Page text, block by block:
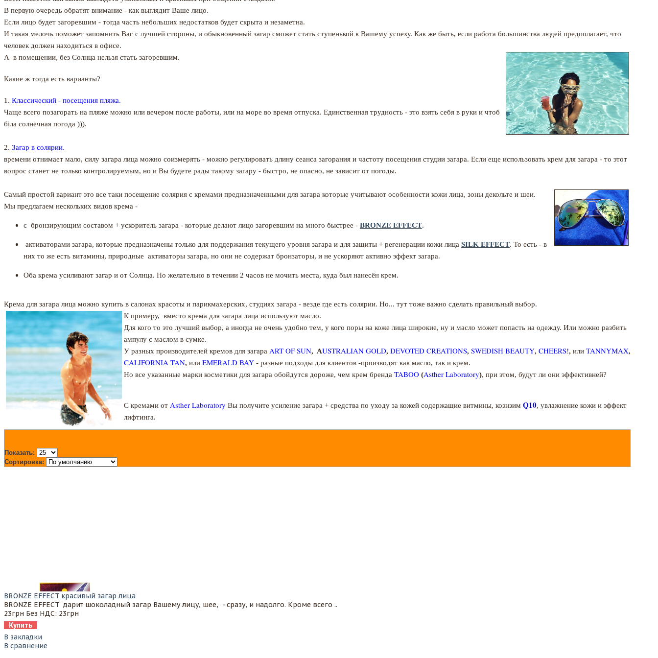
В первую очередь обратят внимание - как выглядит Ваше лицо.
Если лицо будет загоревшим - тогда часть небольших недостатков будет скрыта и незаметна.
И такая мелочь поможет запомнить Вас с лучшей стороны, и обыкновенный загар сможет стать ступенькой к Вашему успеху. Как же быть, если работа большинства людей предполагает, что
человек должен находиться в офисе.
А в помещении, без Солнца нельзя стать загоревшим.
Какие ж тогда есть варианты?
1. Классический - посещения пляжа.
Чаще всего позагорать на пляже можно или вечером после работы, или на море во время отпуска. Единственная трудность - это взять себя в руки и чтоб
біла солнечная погода ))).
2. Загар в солярии.
времени отнимает мало, силу загара лица можно соизмерять - можно регулировать длину сеанса загорания и частоту посещения студии загара. Если еще использовать крем для загара - то этот
вопрос станет не только контролируемым, но и Вы будете рады такому загару - быстро, не опасно, не зависит от погоды.
Самый простой вариант это все таки посещение солярия с кремами предназначенными для загара которые учитывают особенности кожи лица, зоны декольте и шеи.
Мы предлагаем нескольких видов крема -
с бронзирующим составом + ускоритель загара - которые делают лицо загоревшим на много быстрее - BRONZE EFFECT.
активаторами загара, которые предназначены только для поддержания текущего уровня загара и для защиты + регенерации кожи лица SILK EFFECT. То есть - в
них то же есть витамины, природные активаторы загара, но они не содержат бронзаторы, и не ускоряют активно эффект загара.
Оба крема усиливают загар и от Солнца. Но желательно в течении 2 часов не мочить места, куда был нанесён крем.
Крема для загара лица можно купить в салонах красоты и парикмахерских, студиях загара - везде где есть солярии. Но... тут тоже важно сделать правильный выбор.
К примеру, вместо крема для загара лица используют масло.
Для кого то это лучший выбор, а иногда не очень удобно тем, у кого поры на коже лица широкие, ну и масло может попасть на одежду. Или можно разбить
ампулу с маслом в сумке.
У разных производителей кремов для загара ART OF SUN, AUSTRALIAN GOLD, DEVOTED CREATIONS, SWEDISH BEAUTY, CHEERS!, или TANNYMAX,
CALIFORNIA TAN, или EMERALD BAY - разные подходы для клиентов -производят как масло, так и крем.
Но все указанные марки косметики для загара обойдутся дороже, чем крем бренда TABOO (Asther Laboratory), при этом, будут ли они эффективней?
С кремами от Asther Laboratory Вы получите усиление загара + средства по уходу за кожей содержащие витмины, коэнзим Q10, увлажнение кожи и эффект
лифтинга.
Показать:
Сортировка:
BRONZE EFFECT красивый загар лица
BRONZE EFFECT дарит шоколадный загар Вашему лицу, шее, - сразу, и надолго. Кроме всего ..
23грн Без НДС: 23грн
Купить
В закладки
В сравнение